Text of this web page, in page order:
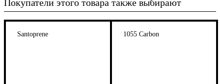
Покупатели этого товара также выбирают
Santoprene 1055 Carbon